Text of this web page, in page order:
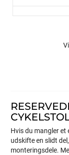
Hvis du mangler et
udskifte en slidt
monteringsdele.